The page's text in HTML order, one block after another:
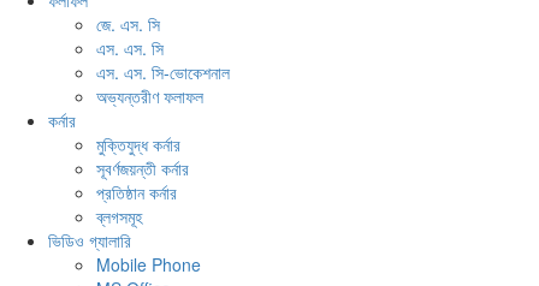
জে. এস. সি
এস. এস. সি
এস. এস. সি-ভোকেশনাল
অভ্যন্তরীণ ফলাফল
কর্নার
মুক্তিযুদ্ধ কর্নার
সূবর্ণজয়ন্তী কর্নার
প্রতিষ্ঠান কর্নার
ব্লগসমূহ
ভিডিও গ্যালারি
Mobile Phone